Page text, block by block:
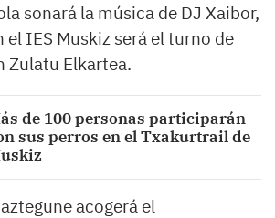
sonará la música de DJ Xaibor,
el IES Muskiz será el turno de
Zulatu Elkartea.
de 100 personas participarán
sus perros en el Txakurtrail de
acogerá el